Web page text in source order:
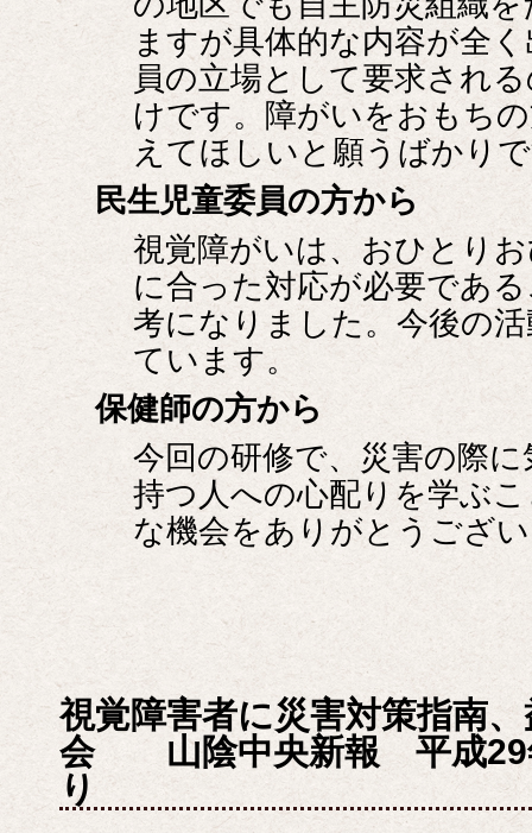
ますが具体的な内容が全
員の立場として要求され
けです。障がいをおもち
えてほしいと願うばかり
民生児童委員の方から
視覚障がいは、おひとり
に合った対応が必要であ
考になりました。今後の
ています。
保健師の方から
今回の研修で、災害の際
持つ人への心配りを学ぶ
な機会をありがとうござ
視覚障害者に災害対策指南
会 山陰中央新報 平成29
り